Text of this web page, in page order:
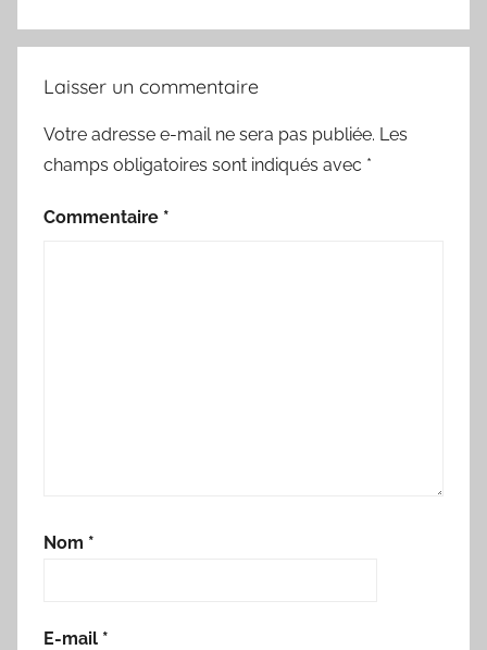
Laisser un commentaire
Votre adresse e-mail ne sera pas publiée. Les
champs obligatoires sont indiqués avec *
Commentaire *
Nom *
E-mail *